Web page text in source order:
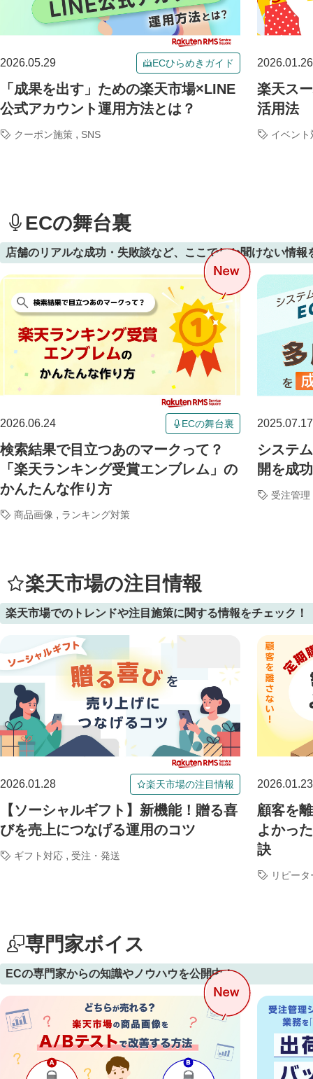
2026.05.29 ECひらめきガイド
「成果を出す」ための楽天市場×LINE
公式アカウント運用方法とは？
クーポン施策 , SNS
2026.01.26
楽天ス
活用法
イベント
ECの舞台裏
店舗のリアルな成功・失敗談など、ここでしか聞けない情報
2026.06.24 ECの舞台裏
検索結果で目立つあのマークって？
「楽天ランキング受賞エンブレム」の
かんたんな作り方
商品画像 , ランキング対策
2025.07.17
システ
開を成
受注管理
楽天市場の注目情報
楽天市場でのトレンドや注目施策に関する情報をチェック！
2026.01.28 楽天市場の注目情報
【ソーシャルギフト】新機能！贈る喜
びを売上につなげる運用のコツ
ギフト対応 , 受注・発送
2026.01.23
顧客を
よかっ
訣
リピー
専門家ボイス
ECの専門家からの知識やノウハウを公開中！